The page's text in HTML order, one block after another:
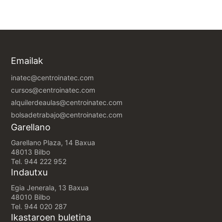
Emailak
inatec@centroinatec.com
cursos@centroinatec.com
alquilerdeaulas@centroinatec.com
bolsadetrabajo@centroinatec.com
Garellano
Garellano Plaza, 14 Baxua
48013 Bilbo
Tel. 944 222 952
Indautxu
Egia Jenerala, 13 Baxua
48010 Bilbo
Tel. 944 020 287
Ikastaroen buletina